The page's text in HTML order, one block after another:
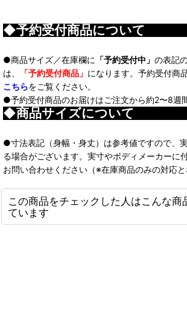
◆予約受付商品について
●商品サイズ／在庫欄に 「予約受付中」 の表記
は、
「予約受付商品」 になります。予約受付商
こちらをご覧ください。
●予約受付商品のお届けはご注文から約2〜8週
◆商品サイズについて
●寸法表記（身幅・身丈）は参考値ですので、
る場合がございます。実寸やボディメーカーに
お問い合わせください（※在庫商品のみの対応と
この商品をチェックした人はこんな商
ています